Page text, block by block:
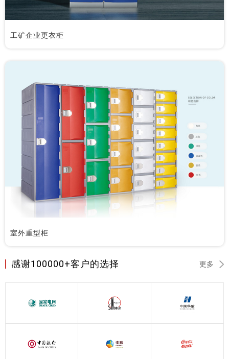
工矿企业更衣柜
室外重型柜
感谢100000+客户的选择 更多